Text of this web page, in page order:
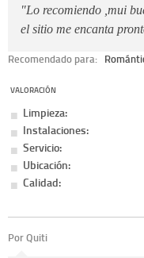
"Lo recomiendo ,mui
el sitio me encanta
Recomendado para:
VALORACIÓN
Limpieza:
Instalaciones:
Servicio:
Ubicación:
Calidad:
Por Quiti